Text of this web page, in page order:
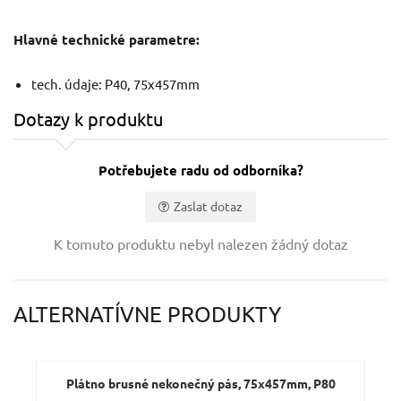
Hlavné technické parametre:
tech. údaje: P40, 75x457mm
Dotazy k produktu
Potřebujete radu od odborníka?
Zaslat dotaz
K tomuto produktu nebyl nalezen žádný dotaz
ALTERNATÍVNE PRODUKTY
Plátno brusné nekonečný pás, 75x457mm, P80